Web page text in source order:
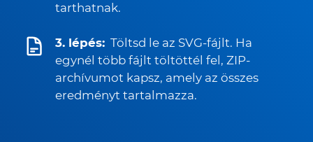
tarthatnak.
3. lépés: Töltsd le az SVG-fájlt. Ha
egynél több fájlt töltöttél fel, ZIP-
archívumot kapsz, amely az összes
eredményt tartalmazza.